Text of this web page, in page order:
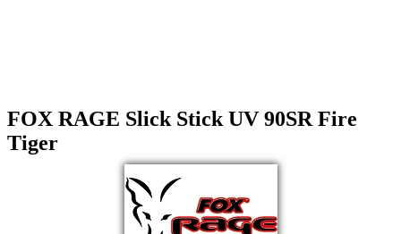
FOX RAGE Slick Stick UV 90SR Fire
Tiger